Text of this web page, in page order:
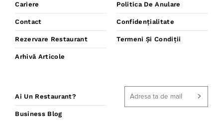
Cariere
Contact
Rezervare Restaurant
Arhivă Articole
Politica De Anulare
Confidențialitate
Termeni Și Condiții
Ai Un Restaurant?
Business Blog